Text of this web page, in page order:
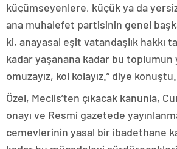
küçümseyenlere, küçük ya da
ana muhalefet partisinin genel
ki, anayasal eşit vatandaşlık hakkı
kadar yaşanana kadar bu toplumun
omuzayız, kol kolayız.” diye konuştu.
Özel, Meclis’ten çıkacak kanunla,
onayı ve Resmi gazetede
cemevlerinin yasal bir ibadethane